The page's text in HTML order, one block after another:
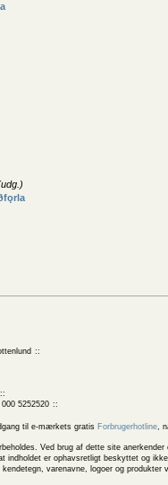
5252520
til e-mærkets gratis Forbrugerhotline,
Ved brug af dette site
indholdet er ophavsretligt beskyttet og
varenavne, logoer og